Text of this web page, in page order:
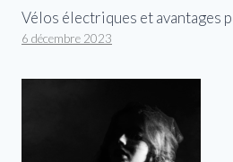
Vélos électriques et avantages
6 décembre 2023